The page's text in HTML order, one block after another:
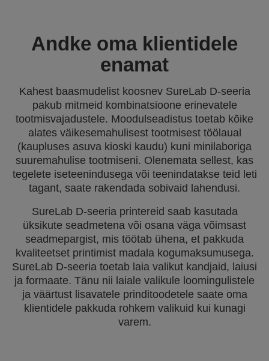
Andke oma klientidele
enamat
Kahest baasmudelist koosnev SureLab D-seeria
pakub mitmeid kombinatsioone erinevatele
tootmisvajadustele. Moodulseadistus toetab kõike
alates väikesemahulisest tootmisest töölaual
(kaupluses asuva kioski kaudu) kuni minilaboriga
suuremahulise tootmiseni. Olenemata sellest, kas
tegelete iseteenindusega või teenindatakse teid leti
tagant, saate rakendada sobivaid lahendusi.
SureLab D-seeria printereid saab kasutada
üksikute seadmetena või osana väga võimsast
seadmepargist, mis töötab ühena, et pakkuda
kvaliteetset printimist madala kogumaksumusega.
SureLab D-seeria toetab laia valikut kandjaid, laiusi
ja formaate. Tänu nii laiale valikule loomingulistele
ja väärtust lisavatele prinditoodetele saate oma
klientidele pakkuda rohkem valikuid kui kunagi
varem.